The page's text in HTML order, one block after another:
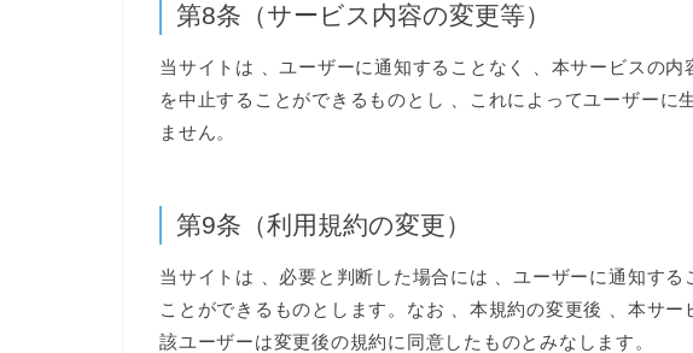
第8条（サービス内容の変更等）
当サイトは 、ユーザーに通知することなく 、本サービスの
を中止することができるものとし 、これによってユーザーに
ません。
第9条（利用規約の変更）
当サイトは 、必要と判断した場合には 、ユーザーに通知する
ことができるものとします。なお 、本規約の変更後 、本サ
該ユーザーは変更後の規約に同意したものとみなします。